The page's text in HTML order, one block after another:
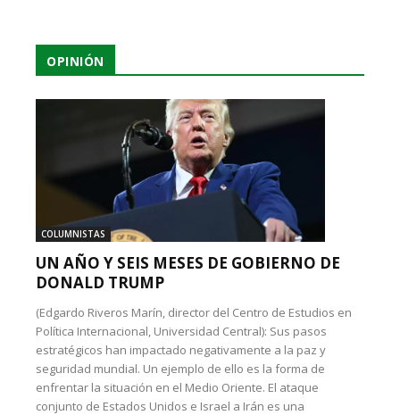
OPINIÓN
COLUMNISTAS
UN AÑO Y SEIS MESES DE GOBIERNO DE
DONALD TRUMP
(Edgardo Riveros Marín, director del Centro de Estudios en
Política Internacional, Universidad Central): Sus pasos
estratégicos han impactado negativamente a la paz y
seguridad mundial. Un ejemplo de ello es la forma de
enfrentar la situación en el Medio Oriente. El ataque
conjunto de Estados Unidos e Israel a Irán es una